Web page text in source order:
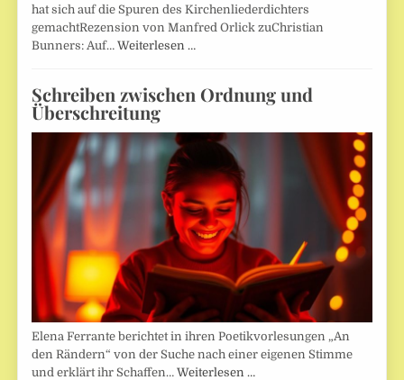
hat sich auf die Spuren des Kirchenliederdichters
gemachtRezension von Manfred Orlick zuChristian
Bunners: Auf…Weiterlesen …
Schreiben zwischen Ordnung und
Überschreitung
Elena Ferrante berichtet in ihren Poetikvorlesungen „An
den Rändern“ von der Suche nach einer eigenen Stimme
und erklärt ihr Schaffen…Weiterlesen …